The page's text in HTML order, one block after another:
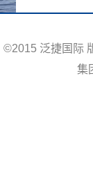
©2015 泛捷国际
集